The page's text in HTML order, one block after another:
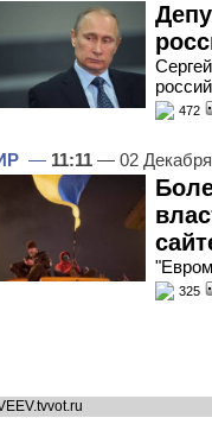
472
— 11:11 — 02
325